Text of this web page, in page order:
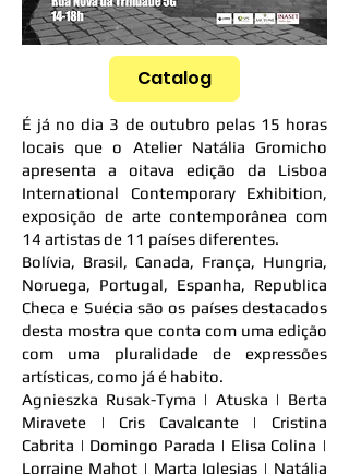
Catalog
É já no dia 3 de outubro pelas 15 horas
locais que o Atelier Natália Gromicho
apresenta a oitava edição da Lisboa
International Contemporary Exhibition,
exposição de arte contemporânea com
14 artistas de 11 países diferentes.
Bolívia, Brasil, Canada, França, Hungria,
Noruega, Portugal, Espanha, Republica
Checa e Suécia são os países destacados
desta mostra que conta com uma edição
com uma pluralidade de expressões
artísticas, como já é habito.
Agnieszka Rusak-Tyma | Atuska | Berta
Miravete | Cris Cavalcante | Cristina
Cabrita | Domingo Parada | Elisa Colina |
Lorraine Mahot | Marta Iglesias | Natália